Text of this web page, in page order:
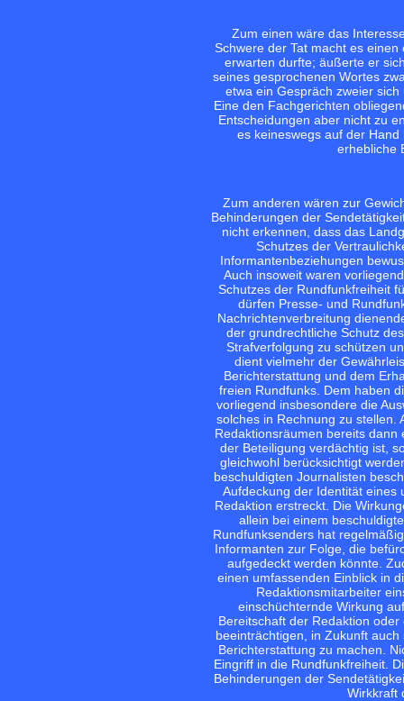
Zum einen wäre das
Schwere der Tat macht es
erwarten durfte; äußerte er
seines gesprochenen Wortes
etwa ein Gespräch zweier
Eine den Fachgerichten
Entscheidungen aber nicht zu
es keineswegs auf der
erhebliche
Zum anderen wären zur
Behinderungen der
nicht erkennen, dass das
Schutzes der
Informantenbeziehungen
Auch insoweit waren
Schutzes der Rundfunkfreiheit
dürfen Presse- und
Nachrichtenverbreitung
der grundrechtliche Schutz
Strafverfolgung zu schützen
dient vielmehr der
Berichterstattung und dem
freien Rundfunks. Dem haben
vorliegend insbesondere die
solches in Rechnung zu stellen.
Redaktionsräumen bereits
der Beteiligung verdächtig ist,
gleichwohl berücksichtigt
beschuldigten Journalisten
Aufdeckung der Identität eines
Redaktion erstreckt. Die
allein bei einem
Rundfunksenders hat
Informanten zur Folge, die
aufgedeckt werden könnte.
einen umfassenden Einblick in
Redaktionsmitarbeiter
einschüchternde Wirkung
Bereitschaft der Redaktion
beeinträchtigen, in Zukunft
Berichterstattung zu machen.
Eingriff in die Rundfunkfreiheit.
Behinderungen der
Wirkkraft